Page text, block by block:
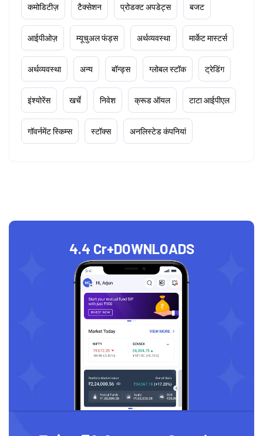
कमोडिटीज़ टैक्सेशन प्रोडक्ट अपडेट्स बजट
आईपीओज़ म्यूचुअल फंड्स अर्थव्यवस्था मार्केट मास्टर्स
अर्थव्यवस्था अन्य बॉन्ड्स ग्लोबल स्टॉक ट्रेडिंग
इंश्योरेंस खर्चे निवेश क्रूड ऑयल टाटा आईपीएल
गॉवर्नमेंट स्किम्स स्टॉक्स अनलिस्टेड कंपनियां
4.4 Cr+DOWNLOADS